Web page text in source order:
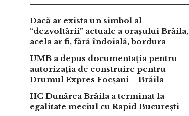
Dacă ar exista un simbol al
“dezvoltării” actuale a orașului Brăila,
acela ar fi, fără îndoială, bordura
UMB a depus documentația pentru
autorizația de construire pentru
Drumul Expres Focșani – Brăila
HC Dunărea Brăila a terminat la
egalitate meciul cu Rapid București